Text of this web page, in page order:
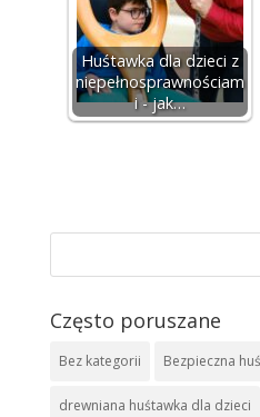
Huśtawka dla dzieci z
niepełnosprawnościam
i - jak…
Często poruszane
Bez kategorii Bezpieczna
drewniana huśtawka dla dzieci